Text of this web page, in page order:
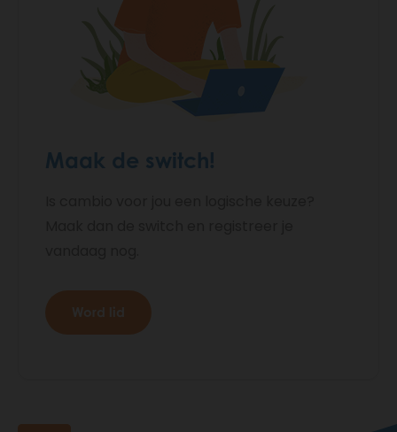
Maak de switch!
Word lid